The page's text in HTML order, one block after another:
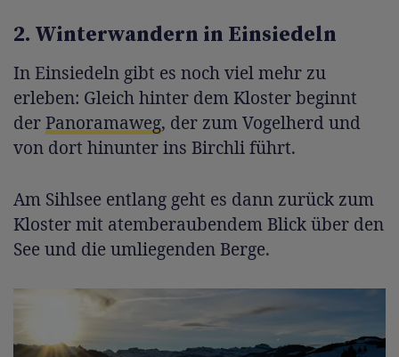
2. Winterwandern in Einsiedeln
In Einsiedeln gibt es noch viel mehr zu
erleben: Gleich hinter dem Kloster beginnt
derPanoramaweg, der zum Vogelherd und
von dort hinunter ins Birchli führt.
Am Sihlsee entlang geht es dann zurück zum
Kloster mit atemberaubendem Blick über den
See und die umliegenden Berge.